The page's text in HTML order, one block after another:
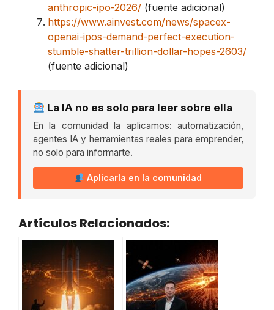
anthropic-ipo-2026/ (fuente adicional)
https://www.ainvest.com/news/spacex-
openai-ipos-demand-perfect-execution-
stumble-shatter-trillion-dollar-hopes-2603/
(fuente adicional)
La IA no es solo para leer sobre ella
En la comunidad la aplicamos: automatización,
agentes IA y herramientas reales para emprender,
no solo para informarte.
Aplicarla en la comunidad
Artículos Relacionados: